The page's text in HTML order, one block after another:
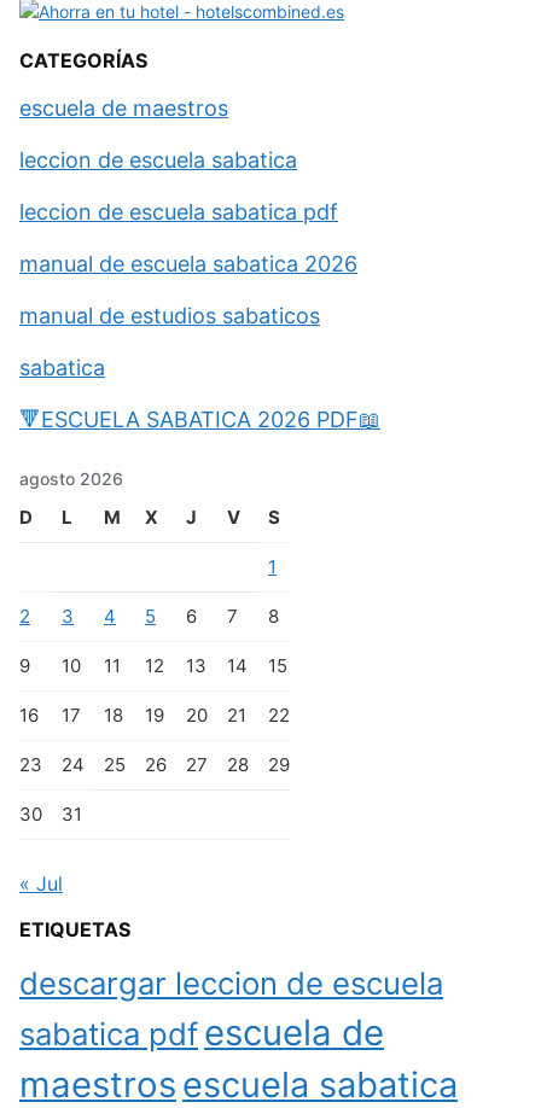
CATEGORÍAS
escuela de maestros
leccion de escuela sabatica
leccion de escuela sabatica pdf
manual de escuela sabatica 2026
manual de estudios sabaticos
sabatica
🔻ESCUELA SABATICA 2026 PDF📖
agosto 2026
D L M X J V S
1
2 3 4 5 6 7 8
9 10 11 12 13 14 15
16 17 18 19 20 21 22
23 24 25 26 27 28 29
30 31
« Jul
ETIQUETAS
descargar leccion de escuela
sabatica pdfescuela de
maestros escuela sabatica